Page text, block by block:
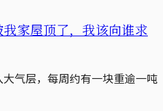
家屋顶了，我该向谁求
气层，每周约有一块重逾一吨